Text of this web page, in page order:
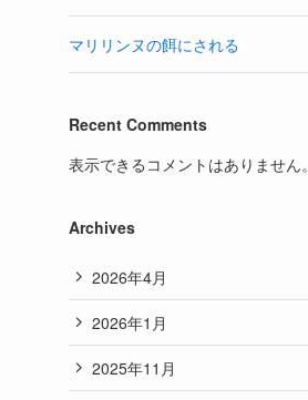
マリリンヌの餌にされる
Recent Comments
表示できるコメントはありません。
Archives
2026年4月
2026年1月
2025年11月